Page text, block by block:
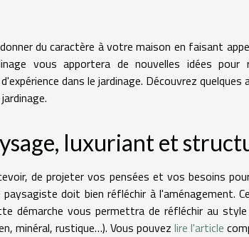
du caractère à votre maison en faisant
vous apportera de nouvelles idées pour
dans le jardinage. Découvrez
luxuriant et
de projeter vos pensées et vos besoins
doit bien réfléchir à l'aménagement.
démarche vous permettra de réfléchir au
minéral, rustique…). Vous pouvez lire l'article